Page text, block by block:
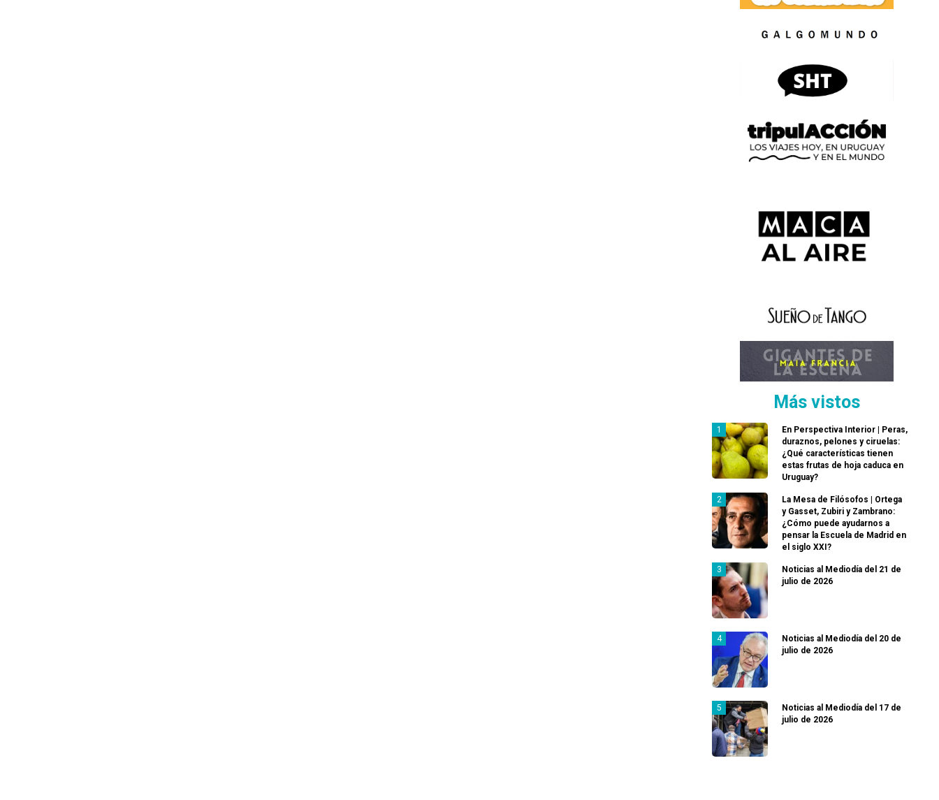
Más vistos
En Perspectiva Interior | Peras,
duraznos, pelones y ciruelas:
¿Qué características tienen
estas frutas de hoja caduca en
Uruguay?
La Mesa de Filósofos | Ortega
y Gasset, Zubiri y Zambrano:
¿Cómo puede ayudarnos a
pensar la Escuela de Madrid en
el siglo XXI?
Noticias al Mediodía del 21 de
julio de 2026
Noticias al Mediodía del 20 de
julio de 2026
Noticias al Mediodía del 17 de
julio de 2026